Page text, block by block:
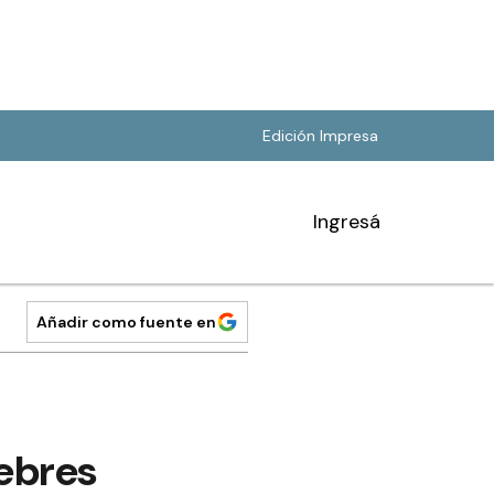
Edición Impresa
Ingresá
Añadir como fuente en